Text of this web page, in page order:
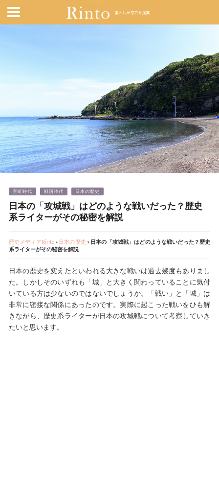
室町時代 戦国時代 日本の歴史
日本の「攻城戦」はどのような戦いだった？歴史
系ライターがその秘密を解説
歴史メディアRinto» 日本の歴史 » 日本の「攻城戦」はどのような戦いだった？歴史
系ライターがその秘密を解説
日本の歴史を変えたといわれる大きな戦いは過去幾度もありまし
た。しかしそのいずれも「城」と大きく関わっていることに気付
いている方は少ないのではないでしょうか。「戦い」と「城」は
非常に密接な関係にあったのです。実際に起こった戦いをひも解
きながら、歴史系ライターが日本の攻城戦について考察していき
たいと思います。